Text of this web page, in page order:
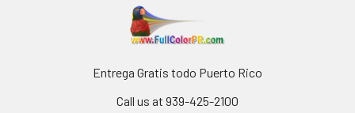
Entrega Gratis todo Puerto Rico
Call us at 939-425-2100